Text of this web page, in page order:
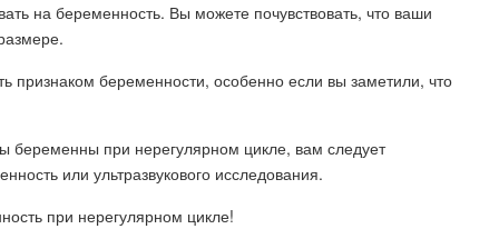
на беременность. Вы можете почувствовать, что ваши
признаком беременности, особенно если вы заметили, что
беременны при нерегулярном цикле, вам следует
или ультразвукового исследования.
при нерегулярном цикле!